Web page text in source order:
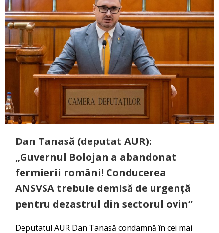
Dan Tanasă (deputat AUR):
„Guvernul Bolojan a abandonat
fermierii români! Conducerea
ANSVSA trebuie demisă de urgență
pentru dezastrul din sectorul ovin”
Deputatul AUR Dan Tanasă condamnă în cei mai